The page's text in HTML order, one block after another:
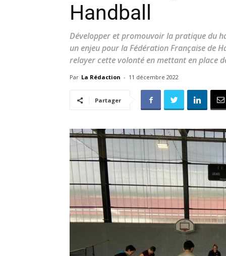
Handball
Développer et promouvoir la pratique du
un enjeu pour la Fédération Française de
relayer cette volonté en mettant en place
Par La Rédaction - 11 décembre 2022
Partager